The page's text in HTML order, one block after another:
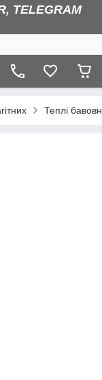
TELEGRAM
Теплі